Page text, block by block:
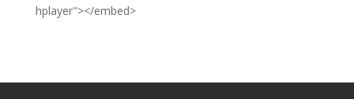
hplayer"></embed>